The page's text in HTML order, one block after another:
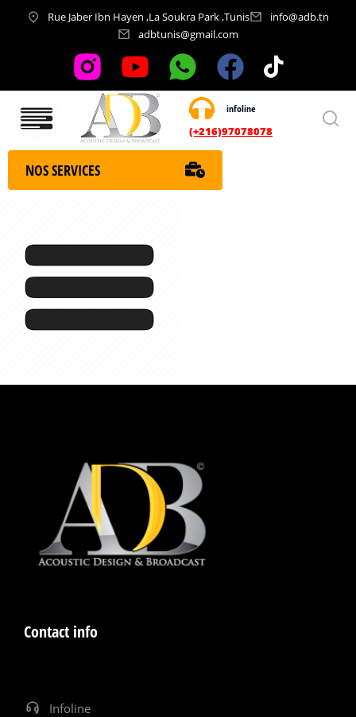
Rue Jaber Ibn Hayen ,La Soukra Park ,Tunis
info@adb.tn
adbtunis@gmail.com
infoline
(+216)97078078
Nos services
NOS SERVICES
Contact info
Infoline